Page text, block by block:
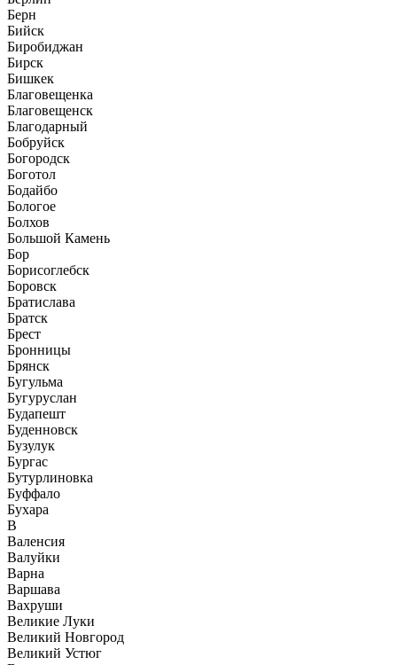
Берн
Бийск
Биробиджан
Бирск
Бишкек
Благовещенка
Благовещенск
Благодарный
Бобруйск
Богородск
Боготол
Бодайбо
Бологое
Болхов
Большой Камень
Бор
Борисоглебск
Боровск
Братислава
Братск
Брест
Бронницы
Брянск
Бугульма
Бугуруслан
Будапешт
Буденновск
Бузулук
Бургас
Бутурлиновка
Буффало
Бухара
В
Валенсия
Валуйки
Варна
Варшава
Вахруши
Великие Луки
Великий Новгород
Великий Устюг